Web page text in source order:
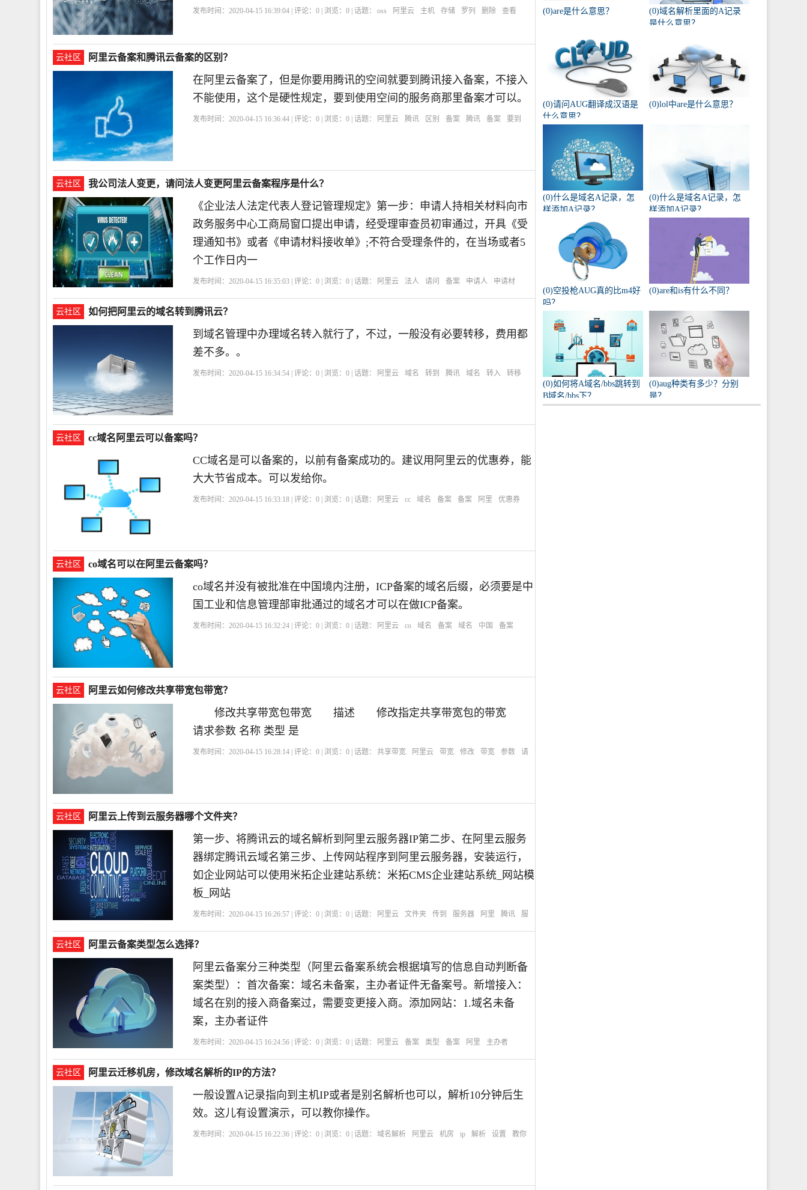
发布时间：2020-04-15 16:39:04 | 评论：0 | 浏览：0 | 话题： oss 阿里云 主机 存储 罗列 删除 查看
云社区 阿里云备案和腾讯云备案的区别？
在阿里云备案了，但是你要用腾讯的空间就要到腾讯接入备案，不接入
不能使用，这个是硬性规定，要到使用空间的服务商那里备案才可以。
发布时间：2020-04-15 16:36:44 | 评论：0 | 浏览：0 | 话题： 阿里云 腾讯 区别 备案 腾讯 备案 要到
云社区 我公司法人变更，请问法人变更阿里云备案程序是什么？
《企业法人法定代表人登记管理规定》第一步：申请人持相关材料向市
政务服务中心工商局窗口提出申请，经受理审查员初审通过，开具《受
理通知书》或者《申请材料接收单》;不符合受理条件的，在当场或者5
个工作日内一
发布时间：2020-04-15 16:35:03 | 评论：0 | 浏览：0 | 话题： 阿里云 法人 请问 备案 申请人
申请材
料
出具
云社区 如何把阿里云的域名转到腾讯云？
到域名管理中办理域名转入就行了，不过，一般没有必要转移，费用都
差不多。。
发布时间：2020-04-15 16:34:54 | 评论：0 | 浏览：0 | 话题： 阿里云 域名 转到 腾讯 域名 转入 转移
云社区 cc域名阿里云可以备案吗？
CC域名是可以备案的，以前有备案成功的。建议用阿里云的优惠券，能
大大节省成本。可以发给你。
发布时间：2020-04-15 16:33:18 | 评论：0 | 浏览：0 | 话题： 阿里云 cc 域名 备案 备案 阿里 优惠券
云社区 co域名可以在阿里云备案吗？
co域名并没有被批准在中国境内注册，ICP备案的域名后缀，必须要是中
国工业和信息管理部审批通过的域名才可以在做ICP备案。
发布时间：2020-04-15 16:32:24 | 评论：0 | 浏览：0 | 话题： 阿里云 co 域名 备案 域名 中国 备案
云社区 阿里云如何修改共享带宽包带宽？
修改共享带宽包带宽 描述 修改指定共享带宽包的带宽
请求参数 名称 类型 是
发布时间：2020-04-15 16:28:14 | 评论：0 | 浏览：0 | 话题： 共享带宽 阿里云 带宽 修改 带宽 参数
请
云社区 阿里云上传到云服务器哪个文件夹？
第一步、将腾讯云的域名解析到阿里云服务器IP第二步、在阿里云服务
器绑定腾讯云域名第三步、上传网站程序到阿里云服务器，安装运行，
如企业网站可以使用米拓企业建站系统：米拓CMS企业建站系统_网站模
板_网站
发布时间：2020-04-15 16:26:57 | 评论：0 | 浏览：0 | 话题： 阿里云 文件夹 传到 服务器 阿里 腾讯
服
务器
云社区 阿里云备案类型怎么选择？
阿里云备案分三种类型（阿里云备案系统会根据填写的信息自动判断备
案类型）：首次备案：域名未备案，主办者证件无备案号。新增接入：
域名在别的接入商备案过，需要变更接入商。添加网站：1.域名未备
案，主办者证件
发布时间：2020-04-15 16:24:56 | 评论：0 | 浏览：0 | 话题： 阿里云 备案 类型 备案 阿里 主办者
云社区 阿里云迁移机房，修改域名解析的IP的方法？
一般设置A记录指向到主机IP或者是别名解析也可以，解析10分钟后生
效。这儿有设置演示，可以教你操作。
发布时间：2020-04-15 16:22:36 | 评论：0 | 浏览：0 | 话题： 域名解析 阿里云 机房 ip 解析 设置 教你
(0)are是什么意思？
(0)域名解析里面的A记录
是什么意思？
(0)请问AUG翻译成汉语是
什么意思？
(0)lol中are是什么意思？
(0)什么是域名A记录，怎
样添加A记录？
(0)什么是域名A记录，怎
样添加A记录？
(0)空投枪AUG真的比m4好
吗？
(0)are和is有什么不同？
(0)如何将A域名/bbs跳转到
B域名/bbs下？
(0)aug种类有多少？分别
是？